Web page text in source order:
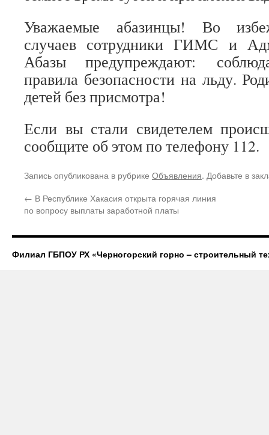
Уважаемые абазинцы! Во
случаев сотрудники ГИМС и
Абазы предупреждают:
правила безопасности на льду.
детей без присмотра!
Если вы стали свидетелем
сообщите об этом по телефону 112.
Запись опубликована в рубрике Объявления. Добавьте в
← В Республике Хакасия открыта горячая линия
по вопросу выплаты заработной платы
Филиал ГБПОУ РХ «Черногорский горно – строительный